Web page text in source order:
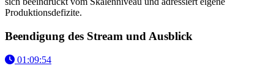
Produktionsdefizite.
Beendigung des Stream und Ausblick
01:09:54